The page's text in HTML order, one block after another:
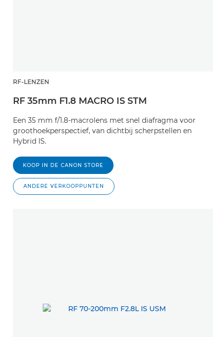
RF-LENZEN
RF 35mm F1.8 MACRO IS STM
Een 35 mm f/1.8-macrolens met snel diafragma voor
groothoekperspectief, van dichtbij scherpstellen en
Hybrid IS.
KOOP IN DE CANON STORE
ANDERE VERKOOPPUNTEN